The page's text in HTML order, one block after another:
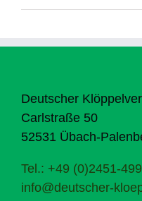
Deutscher
Carlstraße 50
52531 Übach-
Tel.: +49 (0)2451-
info@deutscher-